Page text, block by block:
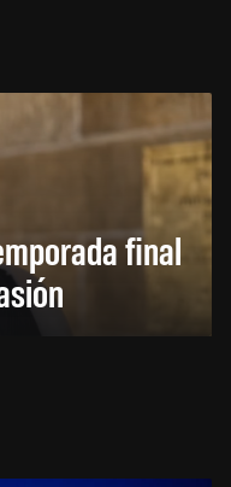
final